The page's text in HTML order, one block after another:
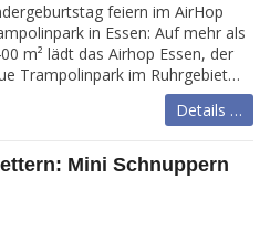
feiern im AirHop
in Essen: Auf mehr als
m² lädt das Airhop Essen, der
Trampolinpark im Ruhrgebiet…
Details …
Mini Schnuppern